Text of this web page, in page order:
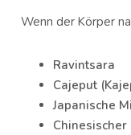
Wenn der Körper
Ravintsara
Cajeput
Japanische